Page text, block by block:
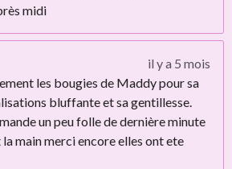
midi
il y a 5 mois
les bougies de Maddy pour sa
bluffante et sa gentillesse.
un peu folle de dernière minute
la main merci encore elles ont ete